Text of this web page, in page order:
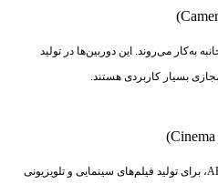
به‌کار می‌روند. این دوربین‌ها در تولید
دوربین‌های سینمایی، مانند RED یا ARRI، برای تولید فیلم‌های سینمایی و تلویزیونی